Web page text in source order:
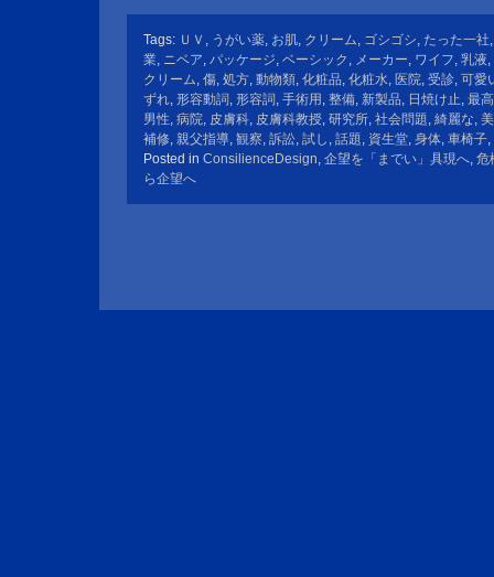
Tags: ＵＶ , うがい薬, お肌, クリーム, ゴシゴシ, たった一社
業, ニベア, パッケージ, ベーシック , メーカー, ワイフ, 乳液,
クリーム, 傷, 処方, 動物類, 化粧品, 化粧水, 医院, 受診, 可愛
ずれ, 形容動詞, 形容詞, 手術用 , 整備, 新製品, 日焼け止, 最高
男性, 病院, 皮膚科, 皮膚科教授, 研究所, 社会問題, 綺麗な,
補修, 親父指導, 観察, 訴訟, 試し , 話題, 資生堂, 身体, 車椅子,
Posted in ConsilienceDesign, 企望を「までい」具現へ, 危
ら企望へ